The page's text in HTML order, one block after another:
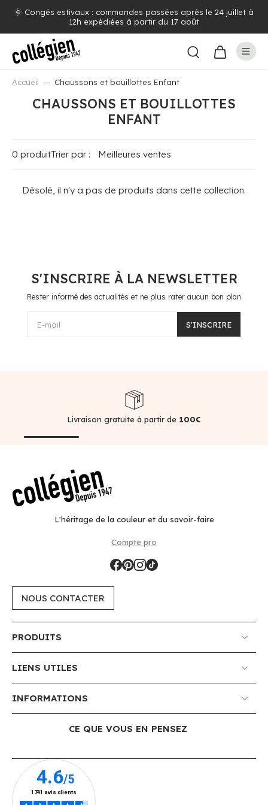
🌞 Congés estivaux : commandes passées après le 24 juillet à
12h expédiées à partir du 17 août
Accueil Chaussons et bouillottes Enfant
CHAUSSONS ET BOUILLOTTES
ENFANT
0 produitTrier par :
Désolé, il n'y a pas de produits dans cette collection.
S'INSCRIRE À LA NEWSLETTER
Rester informé des actualités et ne plus rater aucun bon plan
E-mail S'INSCRIRE
Livraison gratuite à partir de 100€
L'héritage de la couleur et du savoir-faire
Compte pro
NOUS CONTACTER
PRODUITS
LIENS UTILES
INFORMATIONS
CE QUE VOUS EN PENSEZ